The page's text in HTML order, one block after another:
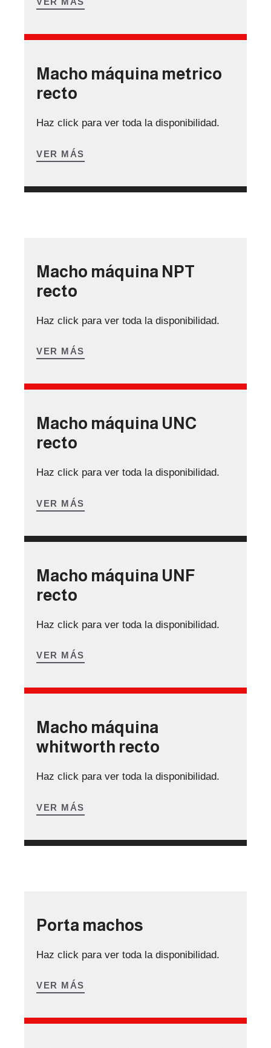
Macho máquina metrico
recto
Haz click para ver toda la disponibilidad.
VER MÁS
Macho máquina NPT
recto
Haz click para ver toda la disponibilidad.
VER MÁS
Macho máquina UNC
recto
Haz click para ver toda la disponibilidad.
VER MÁS
Macho máquina UNF
recto
Haz click para ver toda la disponibilidad.
VER MÁS
Macho máquina
whitworth recto
Haz click para ver toda la disponibilidad.
VER MÁS
Porta machos
Haz click para ver toda la disponibilidad.
VER MÁS